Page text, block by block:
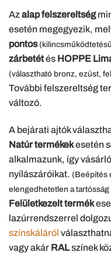
Azalap felszereltség
esetén megegyezik,
pontos
zárbetétés HOPPE
(választható bronz, ezüst,
További felszereltség
változó.
A bejárati ajtók
Natúr termékekesetén
alkalmazunk, így
nyílászáróikat. (Beépítés
elengedhetetlen a
Felületkezelt termék
lazúrrendszerrel
színskáláról
vagy akár RALszínek